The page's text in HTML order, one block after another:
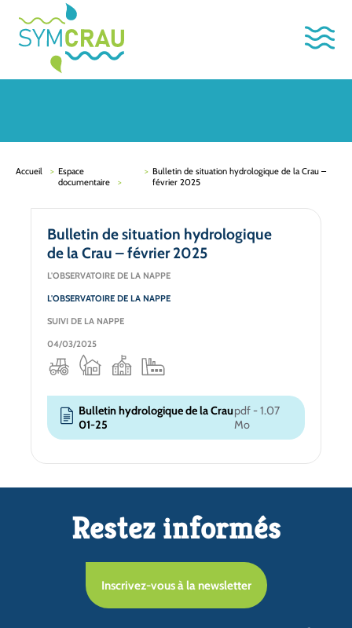
Accueil
Espace
documentaire
Bulletin de situation hydrologique de la Crau –
février 2025
Bulletin de situation hydrologique
de la Crau – février 2025
L'OBSERVATOIRE DE LA NAPPE
L'OBSERVATOIRE DE LA NAPPE
SUIVI DE LA NAPPE
04/03/2025
Bulletin hydrologique de la Crau
01-25
pdf - 1.07
Mo
Restez informés
Inscrivez-vous à la newsletter